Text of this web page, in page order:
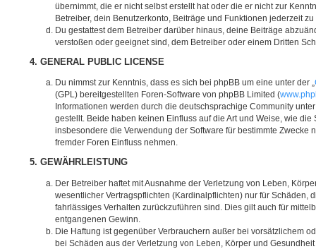
übernimmt, die er nicht selbst erstellt hat oder die er nicht zur
Betreiber, dein Benutzerkonto, Beiträge und Funktionen jederzeit
Du gestattest dem Betreiber darüber hinaus, deine Beiträge
verstoßen oder geeignet sind, dem Betreiber oder einem Dritten
4. GENERAL PUBLIC LICENSE
Du nimmst zur Kenntnis, dass es sich bei phpBB um eine unter der „
(GPL) bereitgestellten Foren-Software von phpBB Limited (
Informationen werden durch die deutschsprachige Community
gestellt. Beide haben keinen Einfluss auf die Art und Weise, wie
insbesondere die Verwendung der Software für bestimmte Zwecke
fremder Foren Einfluss nehmen.
5. GEWÄHRLEISTUNG
Der Betreiber haftet mit Ausnahme der Verletzung von Leben,
wesentlicher Vertragspflichten (Kardinalpflichten) nur für Schäden,
fahrlässiges Verhalten zurückzuführen sind. Dies gilt auch für
entgangenen Gewinn.
Die Haftung ist gegenüber Verbrauchern außer bei vorsätzlichem
bei Schäden aus der Verletzung von Leben, Körper und